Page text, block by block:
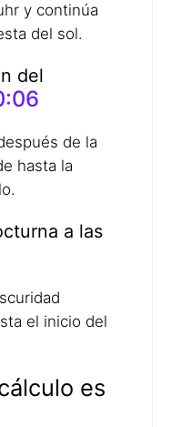
y continúa
del sol.
del
de la
hasta la
a las
el inicio del
es